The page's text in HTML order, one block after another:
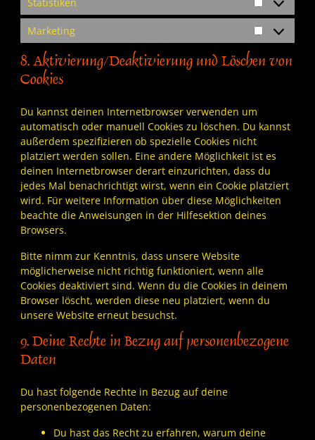
Statistiken
Marketing
Marketing
8. Aktivierung/Deaktivierung und Löschen von
Cookies
Du kannst deinen Internetbrowser verwenden um
automatisch oder manuell Cookies zu löschen. Du kannst
außerdem spezifizieren ob spezielle Cookies nicht
platziert werden sollen. Eine andere Möglichkeit ist es
deinen Internetbrowser derart einzurichten, dass du
jedes Mal benachrichtigt wirst, wenn ein Cookie platziert
wird. Für weitere Information über diese Möglichkeiten
beachte die Anweisungen in der Hilfesektion deines
Browsers.
Bitte nimm zur Kenntnis, dass unsere Website
möglicherweise nicht richtig funktioniert, wenn alle
Cookies deaktiviert sind. Wenn du die Cookies in deinem
Browser löscht, werden diese neu platziert, wenn du
unsere Website erneut besuchst.
9. Deine Rechte in Bezug auf personenbezogene
Daten
Du hast folgende Rechte in Bezug auf deine
personenbezogenen Daten:
Du hast das Recht zu erfahren, warum deine